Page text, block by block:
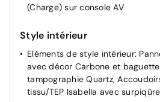
(Charge) sur console AV
Style intérieur
Eléments de style intérieur:
avec décor Carbone et
tampographie Quartz,
tissu/TEP Isabella avec